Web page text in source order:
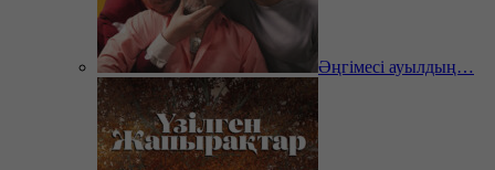
Әңгімесі ауылдың…